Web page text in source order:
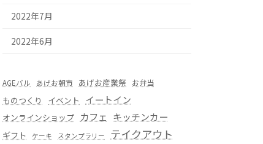
2022年7月
2022年6月
AGEバル あげお朝市 あげお産業祭 お弁当
ものつくり イベント イートイン
オンラインショップ カフェ キッチンカー
ギフト ケーキ スタンプラリー テイクアウト